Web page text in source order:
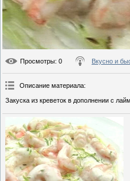
Просмотры: 0 Вкусно и
Описание материала:
Закуска из креветок в дополнении с